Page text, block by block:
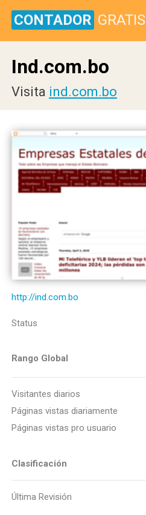
CONTADOR GRATIS
Ind.com.bo
Visita ind.com.bo
http://ind.com.bo
Status
Rango Global
Visitantes diarios
Páginas vistas diariamente
Páginas vistas pro usuario
Clasificación
Última Revisión